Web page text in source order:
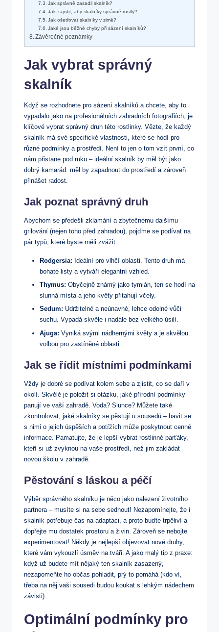
Jak správně zasadil skalník?
Jak zajistit, aby skalníky správně rostly?
Jak ošetřovat skalníky v zimě?
Jaké jsou běžné chyby při sázení skalníků?
Závěrečné poznámky
Jak vybrat správný
skalník
Když se rozhodnete pro sázení skalníků a chcete, aby to
vypadalo jako na profesionálních zahradních fotografiích, je
klíčové vybrat správný druh této rostlinky. Vězte, že každý
skalník má své specifické vlastnosti, které se hodí pro
různé podmínky a prostředí. Není to jen o tom vzít první, co
nám přistane pod ruku – ideální skalník by měl být jako
dobrý kamarád: měl by zapadnout do prostředí a zároveň
přinášet radost.
Jak poznat správný druh
Abychom se předešli zklamání a zbytečnému dalšímu
grilování (nejen toho před zahradou), pojďme se podívat na
pár typů, které byste měli zvážit:
Rodgersia: Ideální pro vlhčí oblasti. Tento druh má
bohaté listy a vytváří elegantní vzhled.
Thymus: Obyčejně známý jako tymián, ten se hodí na
slunná místa a jeho květy přitahují včely.
Sedum: Udržitelné a neúnavné, lehce odolné vůči
suchu. Vypadá skvěle i nadále bez velkého úsilí.
Ajuga: Vyniká svými nádhernými květy a je skvělou
volbou pro zastíněné oblasti.
Jak se řídit místními podmínkami
Vždy je dobré se podívat kolem sebe a zjistit, co se daří v
okolí. Skvělé je položit si otázku, jaké přírodní podmínky
panují ve vaší zahradě. Voda? Slunce? Můžete také
zkontrolovat, jaké skalníky se pěstují u sousedů – bavit se
s nimi o jejich úspěších a potížích může poskytnout cenné
informace. Pamatujte, že je lepší vybrat rostlinné parťáky,
kteří si už zvyknou na vaše prostředí, než jim zakládat
novou školu v zahradě.
Pěstování s láskou a péčí
Výběr správného skalníku je něco jako nalezení životního
partnera – musíte si na sebe sednout! Nezapomínejte, že i
skalník potřebuje čas na adaptaci, a proto buďte trpěliví a
dopřejte mu dostatek prostoru a živin. Zároveň se nebojte
experimentovat! Někdy je nejlepší objevovat nové druhy,
které vám vykouzlí úsměv na tváři. A jako malý tip z praxe:
když už budete mít nějaký ten skalník zasazený,
nezapomeňte ho občas pohladit, prý to pomáhá (kdo ví,
třeba na něj vaši sousedi budou koukat s lehkým nádechem
závisti).
Optimální podmínky pro